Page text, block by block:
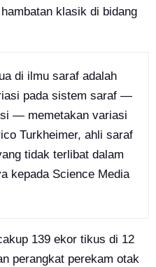
klasik di bidang
di ilmu saraf adalah
pada sistem saraf —
— memetakan variasi
Turkheimer, ahli saraf
tidak terlibat dalam
kepada Science Media
139 ekor tikus di 12
perangkat perekam otak